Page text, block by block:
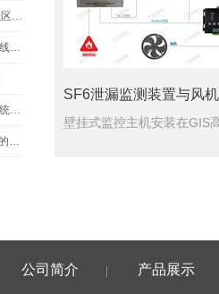
温湿度变送器和温湿度传感器有什么区别？
电力系统的隐形守护者：了解SF6在线监测
SF6氧气双气体变送器：保障电力系统安全的关键传感器
守护电力安全：SF6+O2气体变送器的精准监测与智能报警
公司简介 产品展示